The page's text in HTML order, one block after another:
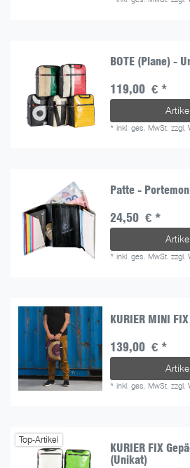
BOTE (Plane) -
119,00 € *
*inkl. ges. MwSt. zzgl.
Patte -
24,50 € *
*inkl. ges. MwSt. zzgl.
KURIER MINI
139,00 € *
*inkl. ges. MwSt. zzgl.
Top-Artikel
KURIER FIX
(Unikat)